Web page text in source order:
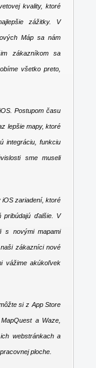
kvality, ktoré
zážitky. V
Máp sa nám
zákazníkom sa
všetko preto,
Postupom času
lepšie mapy, ktoré
integráciu, funkciu
sme museli
iOS zariadení, ktoré
pribúdajú ďalšie. V
s novými mapami
zákazníci nové
vážime akúkoľvek
si z App Store
a Waze,
webstránkach a
ploche.